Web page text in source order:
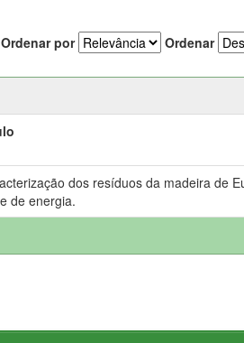
Ordenar por Ordenar
dos resíduos da madeira de
de energia.